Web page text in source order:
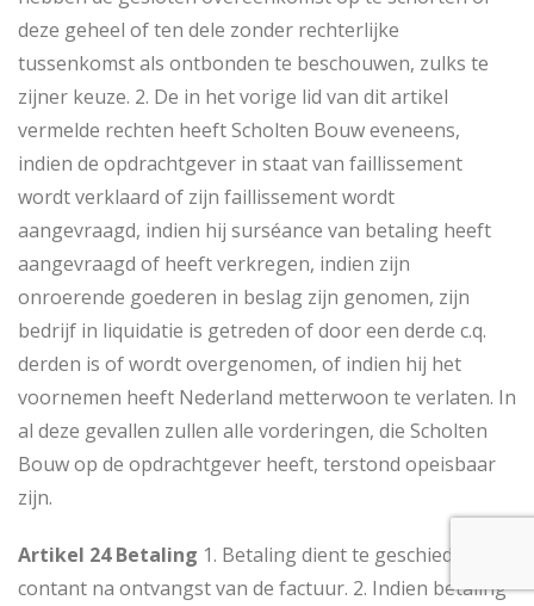
deze geheel of ten dele zonder rechterlijke
tussenkomst als ontbonden te beschouwen, zulks te
zijner keuze. 2. De in het vorige lid van dit artikel
vermelde rechten heeft Scholten Bouw eveneens,
indien de opdrachtgever in staat van faillissement
wordt verklaard of zijn faillissement wordt
aangevraagd, indien hij surséance van betaling heeft
aangevraagd of heeft verkregen, indien zijn
onroerende goederen in beslag zijn genomen, zijn
bedrijf in liquidatie is getreden of door een derde c.q.
derden is of wordt overgenomen, of indien hij het
voornemen heeft Nederland metterwoon te verlaten. In
al deze gevallen zullen alle vorderingen, die Scholten
Bouw op de opdrachtgever heeft, terstond opeisbaar
zijn.
Artikel 24 Betaling 1. Betaling dient te geschieden
contant na ontvangst van de factuur. 2. Indien betaling